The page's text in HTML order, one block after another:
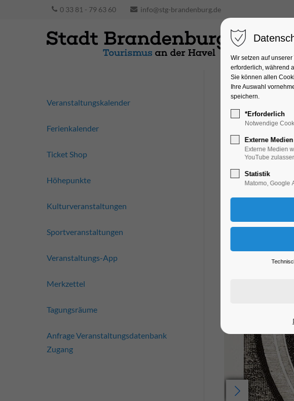
0 33 81 - 79 63 60 info@stg-brandenburg.de
Ausstellung,
22.09.2024,
Eintritt frei
Veranstaltungskalender
Ferienkalender
Ticket Shop
Höhepunkte
Kulturveranstaltungen
Sportveranstaltungen
Veranstaltungs-App
Merkzettel
Tagungsräume
Anfrage Veranstaltungsdatenbank
Zugang
Wir setzen auf
erforderlich, während
Sie können allen
Ihre Auswahl
speichern.
*Erforderlich
Notwendige
Externe Medien
Externe Medien
YouTube
Statistik
Matomo, Google